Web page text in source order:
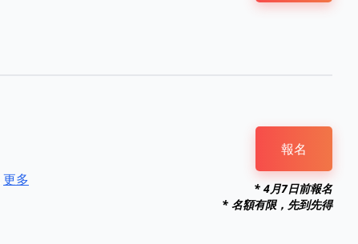
更多
報名
* 4月7日前報名
* 名額有限，先到先得